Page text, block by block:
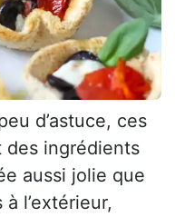
d’astuce, ces
des ingrédients
aussi jolie que
l’extérieur,